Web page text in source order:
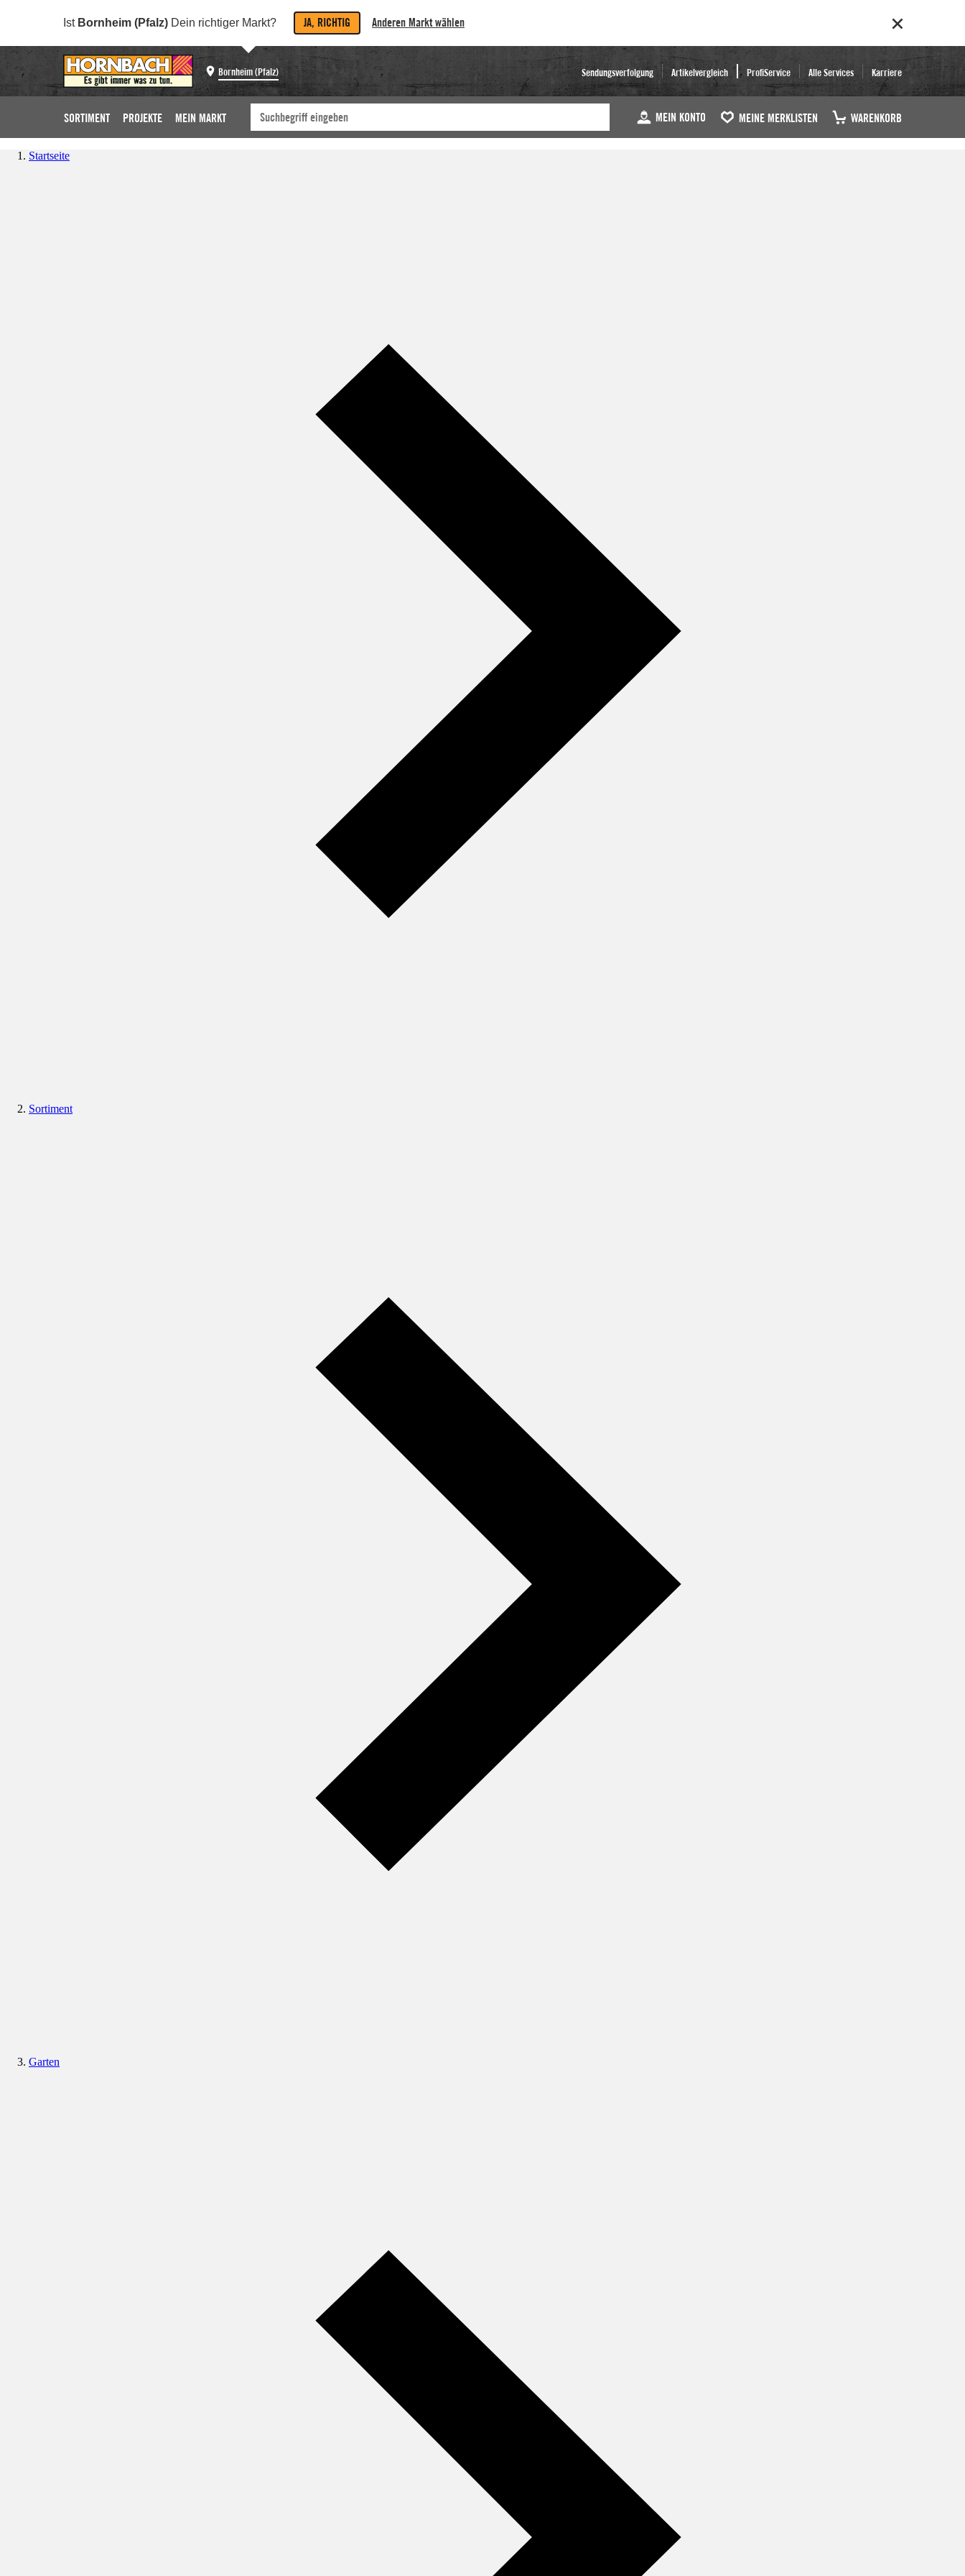
Ist Bornheim (Pfalz) Dein richtiger Markt? JA, RICHTIG Anderen Markt wählen
Bornheim (Pfalz) Sendungsverfolgung Artikelvergleich ProfiService Alle Services Karriere
SORTIMENT PROJEKTE MEIN MARKT MEIN KONTO MEINE MERKLISTEN WARENKORB
Startseite
Sortiment
Garten